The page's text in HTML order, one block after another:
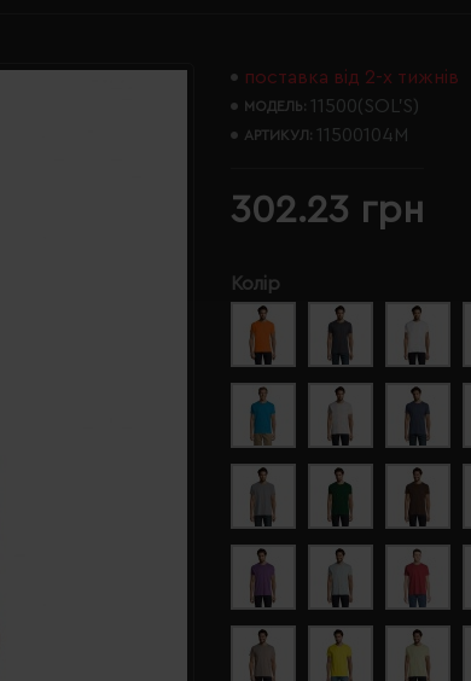
поставка від 2-х тижнів
МОДЕЛЬ: 11500(SOL’S)
АРТИКУЛ: 11500104M
302.23 грн
Колір